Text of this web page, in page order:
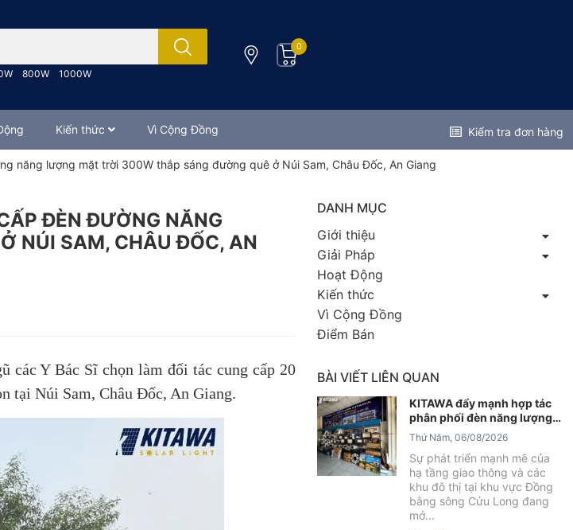
800W 1000W
0
Kiến thức Vì Cộng Đồng Kiểm tra đơn hàng
năng lượng mặt trời 300W thắp sáng đường quê ở Núi Sam, Châu Đốc, An Giang
ĐÈN ĐƯỜNG NĂNG
NÚI SAM, CHÂU ĐỐC, AN
các Y Bác Sĩ chọn làm đối tác cung cấp 20
tại Núi Sam, Châu Đốc, An Giang.
DANH MỤC
Giới thiệu
Giải Pháp
Hoạt Động
Kiến thức
Vì Cộng Đồng
Điểm Bán
BÀI VIẾT LIÊN QUAN
KITAWA đẩy mạnh hợp tác
phân phối đèn năng lượng
mặt trời An Giang
Thứ Năm, 06/08/2026
Sự phát triển mạnh mẽ của
hạ tầng giao thông và các
khu đô thị tại khu vực Đồng
bằng sông Cửu Long đang
mở...